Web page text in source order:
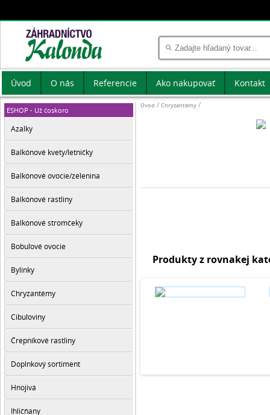
Úvod O nás Referencie Ako nakupovať Kontakt
ESHOP - Už čoskoro
Azalky
Balkónové kvety/letničky
Balkónové ovocie/zelenina
Balkónové rastliny
Balkónové stromčeky
Bobuľové ovocie
Bylinky
Chryzantémy
Cibuľoviny
Črepníkové rastliny
Doplnkový sortiment
Hnojivá
Ihličňany
Úvod Chryzantémy
Produkty z rovnakej